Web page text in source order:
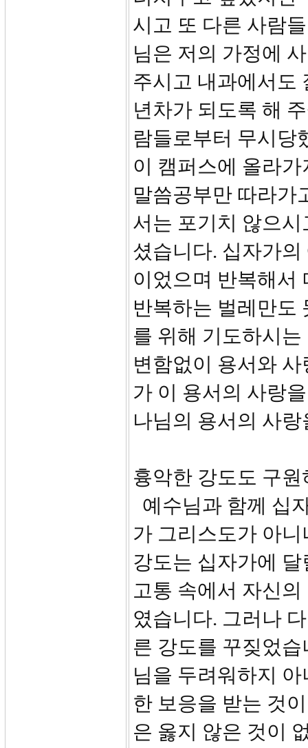
시고 또 다른 사람
님은 저의 가정에
주시고 내과에서도
년차가 되도록 해
람들로부터 무시당
이 캠퍼스에 올라
말씀공부만 따라가
서는 포기치 않으
셨습니다. 십자가
이었으며 반복해서
반복하는 벌레만도
를 위해 기도하시
변함없이 용서와
가 이 용서의 사랑
나님의 용서의 사
흉악한 강도도 구
예수님과 함께 십
가 그리스도가 아
강도는 십자가에
고통 속에서 자신
였습니다. 그러나
른 강도를 꾸짖었
님을 두려워하지
한 보응을 받는 것
은 옳지 않은 것이